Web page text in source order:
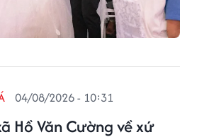
Hồ Văn Cường về xứ
04/08/2026 - 10:31